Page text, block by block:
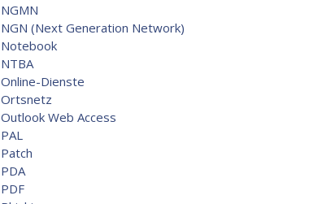
NGMN
NGN (Next Generation Network)
Notebook
NTBA
Online-Dienste
Ortsnetz
Outlook Web Access
PAL
Patch
PDA
PDF